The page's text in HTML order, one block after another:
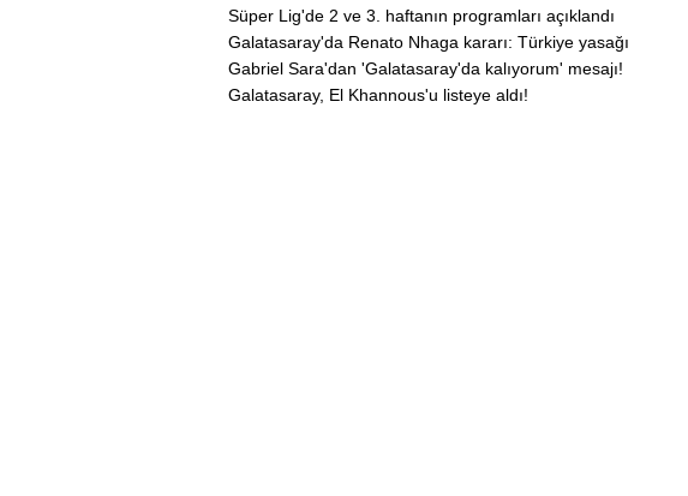
Süper Lig'de 2 ve 3. haftanın programları açıklandı
Galatasaray'da Renato Nhaga kararı: Türkiye yasağı
Gabriel Sara'dan 'Galatasaray'da kalıyorum' mesajı!
Galatasaray, El Khannous'u listeye aldı!